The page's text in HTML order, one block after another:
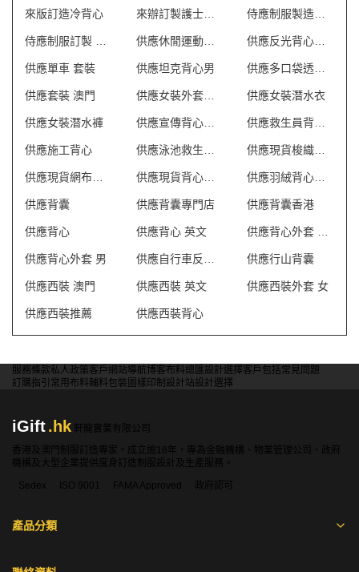
來版訂造冷背心 來辦訂製護士制服
供應休閒運動套裝
供應單車 套裝 供應坦克背心男
供應套裝 澳門 供應女裝外套批發 供應女裝潛水衣
供應女裝潛水褲 供應宣傳背心外套
供應施工背心
供應現貨背心外套
供應背囊 供應背囊專門店 供應背囊香港
供應背心 供應背心 英文
供應背心外套 男 供應行山背囊
供應西裝 澳門 供應西裝 英文 供應西裝外套 女
供應西裝推薦 供應西裝背心
服務條款私人政策客戶 網站導航博客布料總匯設計選擇客戶包括常見問題
訂購指引 常用布料輔料包裝 圖樣印制 設計站設計選擇
iGift.hk
軒龍實業有限公司
香港及澳門制服訂造專家，成立逾18年，專為金融機構、物業管理公司、政府
機構及大型企業提供度身訂造制服設計及生產服務。
Sedex
ISO 9001 FAMA Approved 政府認可
產品分類